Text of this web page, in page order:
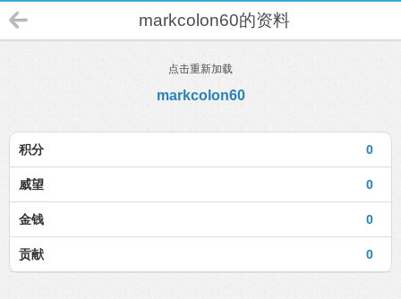
markcolon60的资料
点击重新加载
markcolon60
0
积分
0
威望
0
金钱
0
贡献